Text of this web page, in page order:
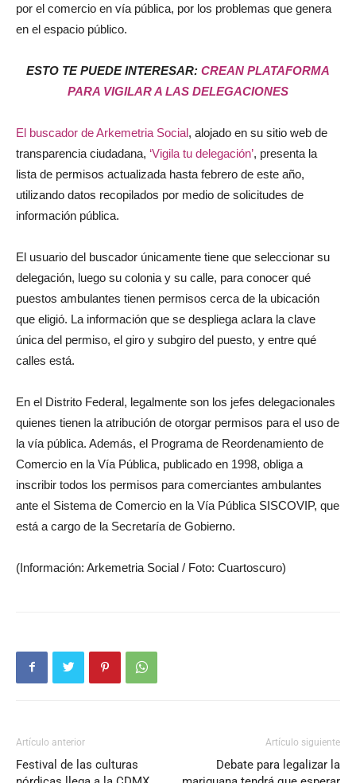
por el comercio en vía pública, por los problemas que genera
en el espacio público.
ESTO TE PUEDE INTERESAR: CREAN PLATAFORMA
PARA VIGILAR A LAS DELEGACIONES
El buscador de Arkemetria Social, alojado en su sitio web de
transparencia ciudadana, ‘Vigila tu delegación’, presenta la
lista de permisos actualizada hasta febrero de este año,
utilizando datos recopilados por medio de solicitudes de
información pública.
El usuario del buscador únicamente tiene que seleccionar su
delegación, luego su colonia y su calle, para conocer qué
puestos ambulantes tienen permisos cerca de la ubicación
que eligió. La información que se despliega aclara la clave
única del permiso, el giro y subgiro del puesto, y entre qué
calles está.
En el Distrito Federal, legalmente son los jefes delegacionales
quienes tienen la atribución de otorgar permisos para el uso de
la vía pública. Además, el Programa de Reordenamiento de
Comercio en la Vía Pública, publicado en 1998, obliga a
inscribir todos los permisos para comerciantes ambulantes
ante el Sistema de Comercio en la Vía Pública SISCOVIP, que
está a cargo de la Secretaría de Gobierno.
(Información: Arkemetria Social / Foto: Cuartoscuro)
Artículo anterior
Festival de las culturas
Artículo siguiente
Debate para legalizar la